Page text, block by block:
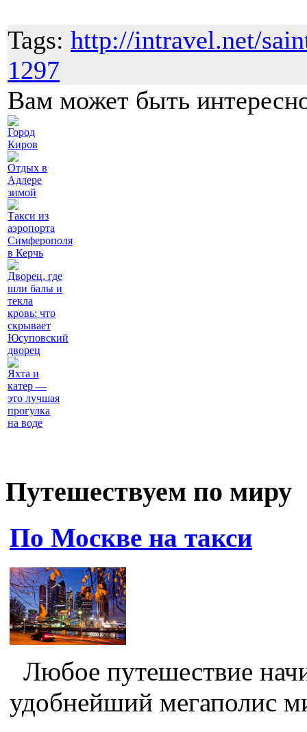
Tags: http://intravel.net/
1297
Вам может быть
Город
Киров
Отдых в
Адлере
зимой
Такси из
аэропорта
Симферополя
в Керчь
Дворец, где
шли балы и
текла
кровь: что
скрывает
Юсуповский
дворец
Яхта и
катер —
это лучшая
прогулка
на воде
Путешествуем по миру
По Москве на такси
Любое путешествие
удобнейший мегаполис